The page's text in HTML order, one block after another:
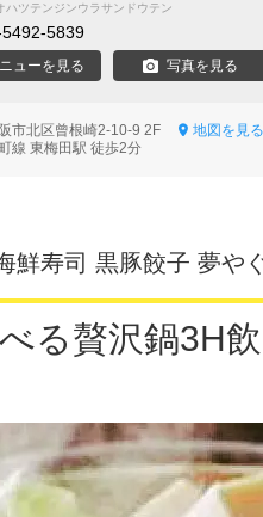
ハツテンジンウラサンドウテン
5839
ューを見る 写真を見る
市北区曾根崎2-10-9 2F
地図を見る
線 東梅田駅 徒歩2分
鮮寿司 黒豚餃子 夢や
る贅沢鍋3H